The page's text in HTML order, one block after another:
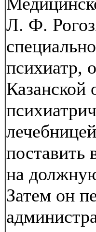
Л. Ф.
психиатр,
Казанской
поставить
на
Затем он